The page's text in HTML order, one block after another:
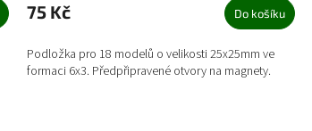
75 Kč Do košíku
Podložka pro 18 modelů o velikosti 25x25mm ve
formaci 6x3. Předpřipravené otvory na magnety.